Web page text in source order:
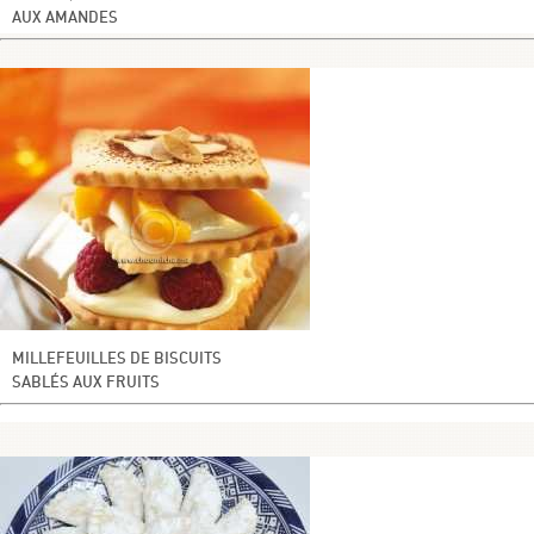
AUX AMANDES
MILLEFEUILLES DE BISCUITS
SABLÉS AUX FRUITS